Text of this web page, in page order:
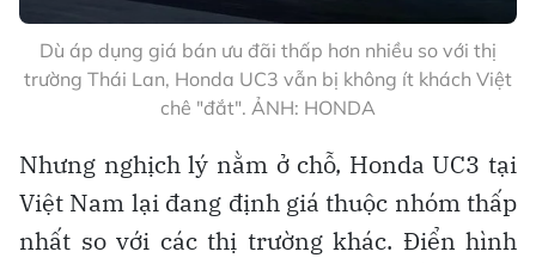
Dù áp dụng giá bán ưu đãi thấp hơn nhiều so với thị
trường Thái Lan, Honda UC3 vẫn bị không ít khách Việt
chê "đắt". ẢNH: HONDA
Nhưng nghịch lý nằm ở chỗ, Honda UC3 tại
Việt Nam lại đang định giá thuộc nhóm thấp
nhất so với các thị trường khác. Điển hình